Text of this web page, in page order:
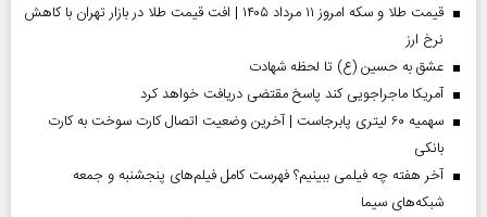
قیمت طلا و سکه امروز ۱۱ مرداد ۱۴۰۵ | افت قیمت طلا در بازار تهران با کاهش
نرخ ارز
عشق به حسین (ع) تا لحظه شهادت
آمریکا ماجراجویی کند پاسخ مقتضی دریافت خواهد کرد
سهمیه ۶۰ لیتری پابرجاست | آخرین وضعیت اتصال کارت سوخت به کارت
بانکی
آخر هفته چه فیلمی ببینیم؟ فهرست کامل فیلم‌های پنجشنبه و جمعه
شبکه‌های سیما